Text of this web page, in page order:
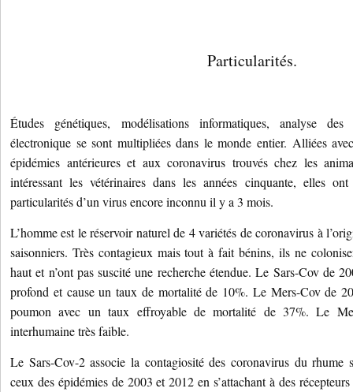
Particularités.
Études génétiques, modélisations informatiques, analyse
électronique se sont multipliées dans le monde entier. Alliées
épidémies antérieures et aux coronavirus trouvés chez les
intéressant les vétérinaires dans les années cinquante, elles
particularités d’un virus encore inconnu il y a 3 mois.
L’homme est le réservoir naturel de 4 variétés de coronavirus à
saisonniers. Très contagieux mais tout à fait bénins, ils ne
haut et n’ont pas suscité une recherche étendue. Le Sars-Cov de
profond et cause un taux de mortalité de 10%. Le Mers-Cov de
poumon avec un taux effroyable de mortalité de 37%. Le
interhumaine très faible.
Le Sars-Cov-2 associe la contagiosité des coronavirus du rhume
ceux des épidémies de 2003 et 2012 en s’attachant à des